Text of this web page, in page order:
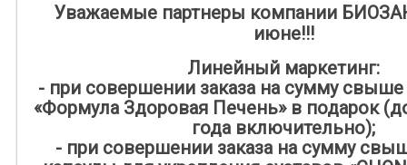
Уважаемые партнеры компании
июне!!!
Линейный маркетинг:
- при совершении заказа на сумму свыше
«Формула Здоровая Печень» в подарок
года включительно);
- при совершении заказа на сумму